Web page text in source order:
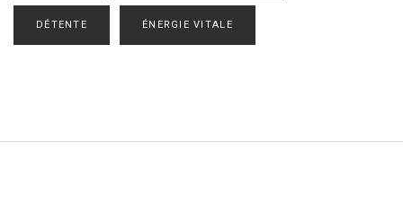
DÉTENTE ÉNERGIE VITALE